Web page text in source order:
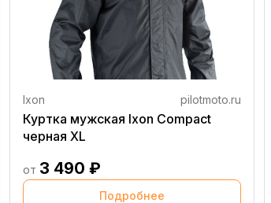
Ixon pilotmoto.ru
Куртка мужская Ixon Compact
черная XL
от 3 490 ₽
Подробнее